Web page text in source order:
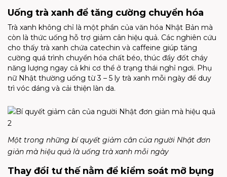
Uống trà xanh để tăng cường chuyển hóa
Trà xanh không chỉ là một phần của văn hóa Nhật Bản mà
còn là thức uống hỗ trợ giảm cân hiệu quả. Các nghiên cứu
cho thấy trà xanh chứa catechin và caffeine giúp tăng
cường quá trình chuyển hóa chất béo, thúc đẩy đốt cháy
năng lượng ngay cả khi cơ thể ở trạng thái nghỉ ngơi. Phụ
nữ Nhật thường uống từ 3 – 5 ly trà xanh mỗi ngày để duy
trì vóc dáng và cải thiện làn da.
Một trong những bí quyết giảm cân của người Nhật đơn
giản mà hiệu quả là uống trà xanh mỗi ngày
Thay đổi tư thế nằm để kiểm soát mỡ bụng